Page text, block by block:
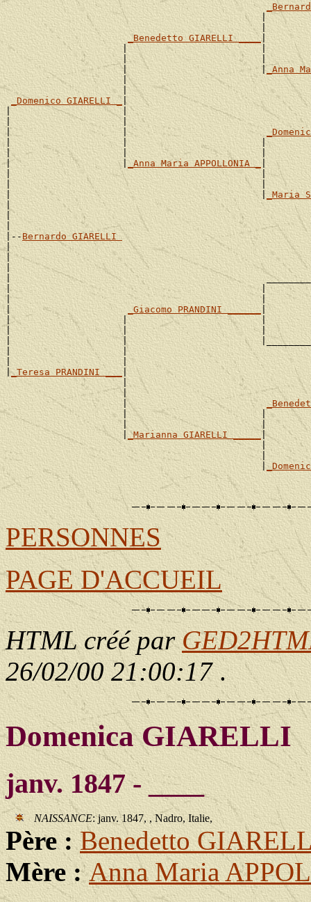
|
_Benedetto GIARELLI ____ |
|                        |
|
                     |                        |
_Anna
|
|
_Domenico GIARELLI _ |
|                    |
|                    |
|                    |
|                    |                        |
|                    |                        |
|                    |
_Anna Maria APPOLLONIA _
|                                             |
|                                             |
|                                             | _Maria
|
|
|-- Bernardo GIARELLI
|
|
|
|
|                                             |
|                                             |
|
_Giacomo PRANDINI ______ |
|                    |                        |
|                    |                        |
|                    |
|                    |
|                    |
| _Teresa PRANDINI ___ |
                     |
|                        |
|                        |
                     |
_Marianna GIARELLI _____ |
                                              |
PERSONNES
PAGE D'ACCUEIL
HTML créé par
26/02/00 21:00:17.
Domenica GIARELLI
janv. 1847 - ____
NAISSANCE: janv. 1847, , Nadro, Italie,
Père :Benedetto
Mère :Anna Maria